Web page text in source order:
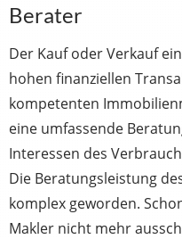
Berater
Der Kauf oder Verkauf
hohen finanziellen
kompetenten
eine umfassende
Interessen des
Die Beratungsleistung
komplex geworden.
Makler nicht mehr